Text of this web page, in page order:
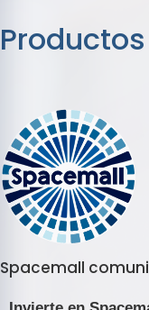
Spacemall